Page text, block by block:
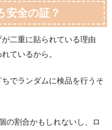
安全の証？
二重に貼られている理由
ているから。
でランダムに検品を行うそ
の割合かもしれないし、ロ